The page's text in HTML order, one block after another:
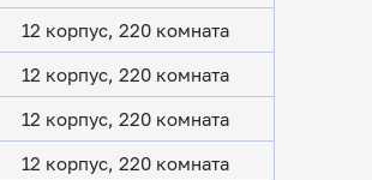
12 корпус, 220 комната
12 корпус, 220 комната
12 корпус, 220 комната
12 корпус, 220 комната